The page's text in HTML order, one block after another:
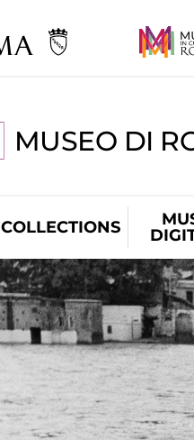
MUSEO DI
COLLECTIONS